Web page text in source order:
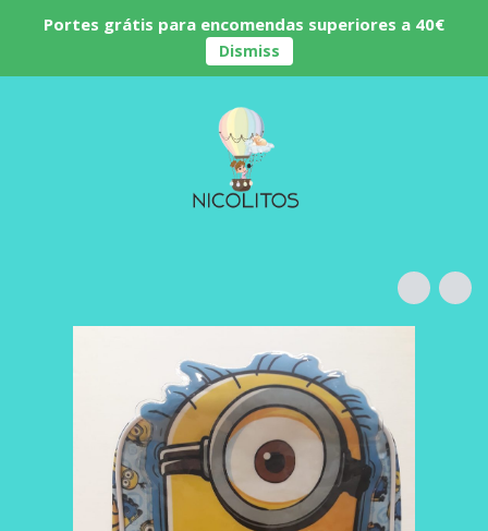
Portes grátis para encomendas superiores a 40€
Dismiss